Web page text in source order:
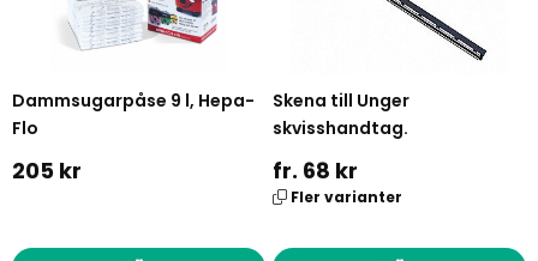
Dammsugarpåse 9 l, Hepa-
Flo
205 kr
Skena till Unger
skvisshandtag.
fr. 68 kr
Fler varianter